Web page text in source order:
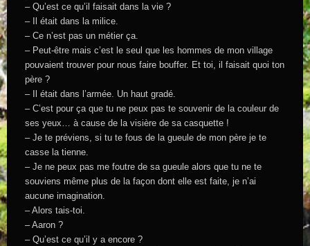
– Qu’est ce qu’il faisait dans la vie ?
– Il était dans la milice.
– Ce n’est pas un métier ça.
– Peut-être mais c’est le seul que les hommes de mon village
pouvaient trouver pour nous faire bouffer. Et toi, il faisait quoi ton
père ?
– Il était dans l’armée. Un haut gradé.
– C’est pour ça que tu ne peux pas te souvenir de la couleur de
ses yeux… à cause de la visière de sa casquette !
– Je te préviens, si tu te fous de la gueule de mon père je te
casse la tienne.
– Je ne peux pas me foutre de sa gueule alors que tu ne te
souviens même plus de la façon dont elle est faite, je n’ai
aucune imagination.
– Alors tais-toi.
– Aaron ?
– Qu’est ce qu’il y a encore ?